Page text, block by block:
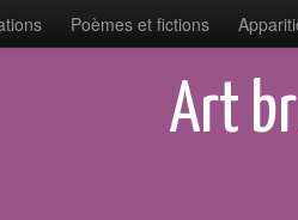
Poèmes et fictions
Art